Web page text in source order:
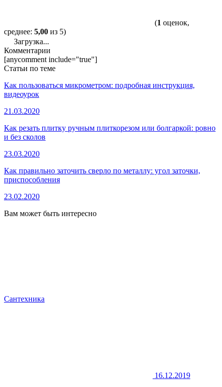
(1 оценок,
среднее: 5,00 из 5)
Загрузка...
Комментарии
[anycomment include="true"]
Статьи по теме
Как пользоваться микрометром: подробная инструкция,
видеоурок
21.03.2020
Как резать плитку ручным плиткорезом или болгаркой: ровно
и без сколов
23.03.2020
Как правильно заточить сверло по металлу: угол заточки,
приспособления
23.02.2020
Вам может быть интересно
Сантехника
16.12.2019